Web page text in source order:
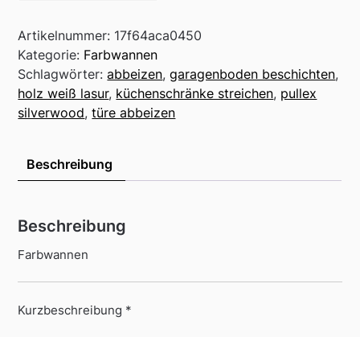
Artikelnummer: 17f64aca0450
Kategorie: Farbwannen
Schlagwörter:abbeizen,garagenboden beschichten,
holz weiß lasur, küchenschränke streichen, pullex
silverwood,türe abbeizen
Beschreibung
Beschreibung
Farbwannen
Kurzbeschreibung *